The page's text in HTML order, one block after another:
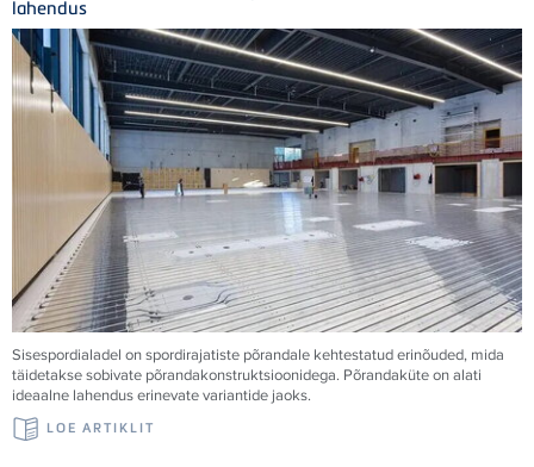
lahendus
Sisespordialadel on spordirajatiste põrandale kehtestatud erinõuded, mida
täidetakse sobivate põrandakonstruktsioonidega. Põrandaküte on alati
ideaalne lahendus erinevate variantide jaoks.
LOE ARTIKLIT